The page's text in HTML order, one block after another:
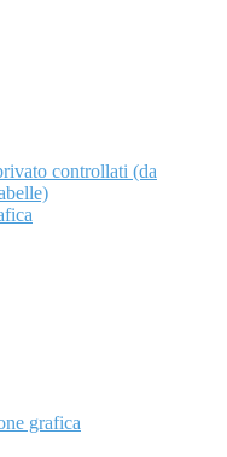
controllati (da
grafica